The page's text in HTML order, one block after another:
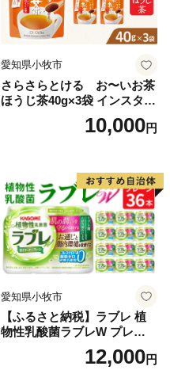
愛知県小牧市
さらさらとける お〜いお茶
ほうじ茶40g×3袋 インスタン
トほうじ茶 粉末ほうじ茶 粉
末茶 おーいお茶 粉末緑茶
10,000円
愛知県小牧市
【ふるさと納税】ラブレ 植
物性乳酸菌ラブレW プレーン
36本 80ml 甘さすっきり 砂糖
不使用 コレステロール 脂肪
12,000円